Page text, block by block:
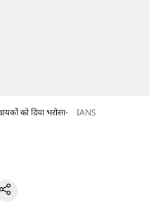
को दिया भरोसा- IANS